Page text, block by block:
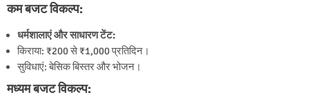
कम बजट विकल्प:
धर्मशालाएं और साधारण टेंट:
किराया: ₹200 से ₹1,000 प्रतिदिन।
सुविधाएं: बेसिक बिस्तर और भोजन।
मध्यम बजट विकल्प: